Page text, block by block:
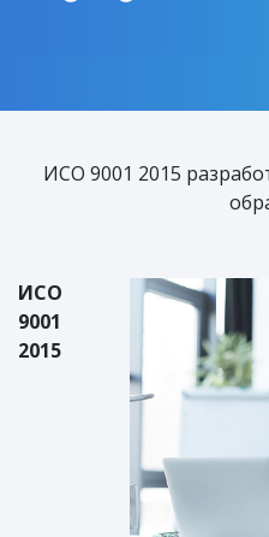
ИСО 9001 2015
ИСО
9001
2015